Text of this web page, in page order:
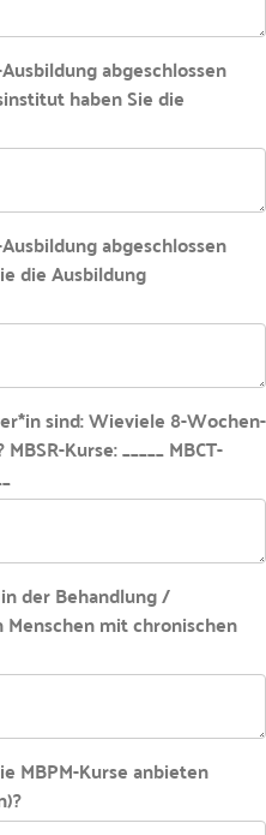
abgeschlossen
haben Sie die
abgeschlossen
die Ausbildung
sind: Wieviele 8-Wochen-
Kurse: _____ MBCT-
der Behandlung /
mit chronischen
MBPM-Kurse anbieten